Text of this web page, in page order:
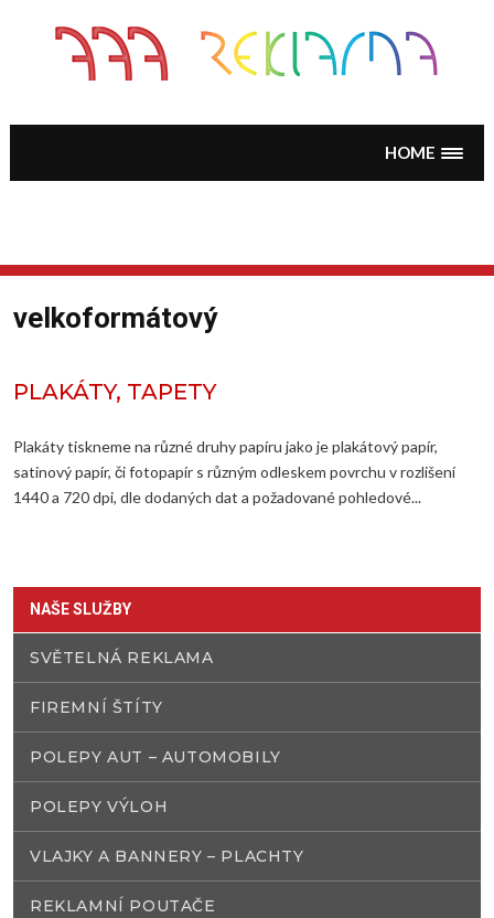
content
HOME
velkoformátový
PLAKÁTY, TAPETY
Plakáty tiskneme na různé druhy papíru jako je plakátový papír,
satinový papír, či fotopapír s různým odleskem povrchu v rozlišení
1440 a 720 dpi, dle dodaných dat a požadované pohledové...
NAŠE SLUŽBY
SVĚTELNÁ REKLAMA
FIREMNÍ ŠTÍTY
POLEPY AUT – AUTOMOBILY
POLEPY VÝLOH
VLAJKY A BANNERY – PLACHTY
REKLAMNÍ POUTAČE